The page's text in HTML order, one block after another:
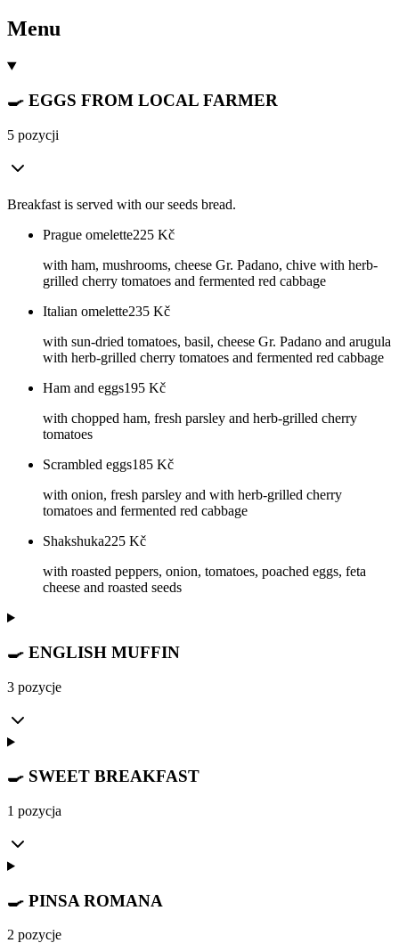
Menu
🍳 EGGS FROM LOCAL FARMER
5 pozycji
Breakfast is served with our seeds bread.
Prague omelette225 Kč
with ham, mushrooms, cheese Gr. Padano, chive with herb-
grilled cherry tomatoes and fermented red cabbage
Italian omelette235 Kč
with sun-dried tomatoes, basil, cheese Gr. Padano and arugula
with herb-grilled cherry tomatoes and fermented red cabbage
Ham and eggs195 Kč
with chopped ham, fresh parsley and herb-grilled cherry
tomatoes
Scrambled eggs185 Kč
with onion, fresh parsley and with herb-grilled cherry
tomatoes and fermented red cabbage
Shakshuka225 Kč
with roasted peppers, onion, tomatoes, poached eggs, feta
cheese and roasted seeds
🍳 ENGLISH MUFFIN
3 pozycje
🍳 SWEET BREAKFAST
1 pozycja
🍳 PINSA ROMANA
2 pozycje